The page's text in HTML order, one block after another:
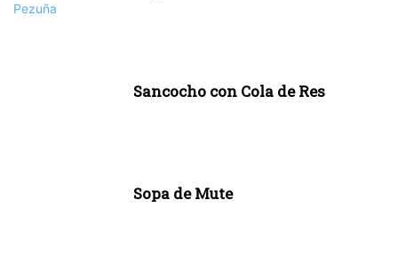
Sancocho con Cola de Res
Sopa de Mute